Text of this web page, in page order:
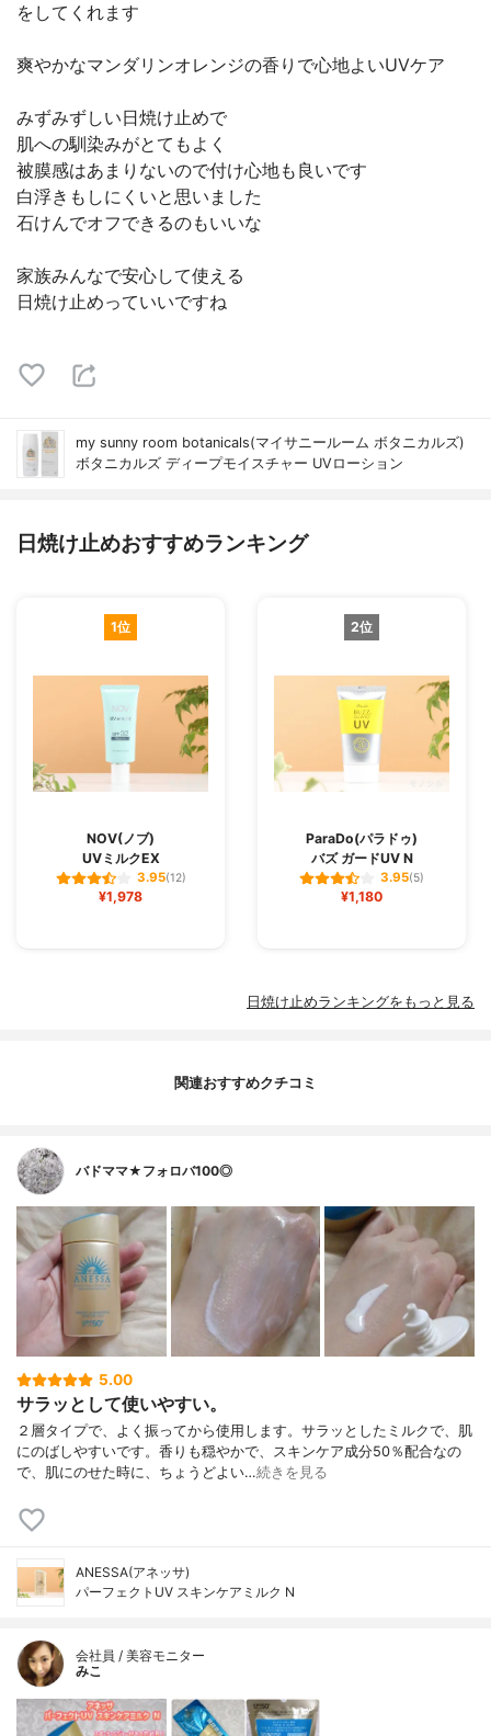
をしてくれます
爽やかなマンダリンオレンジの香りで心地よいUVケア
みずみずしい日焼け止めで
肌への馴染みがとてもよく
被膜感はあまりないので付け心地も良いです
白浮きもしにくいと思いました
石けんでオフできるのもいいな
家族みんなで安心して使える
日焼け止めっていいですね
my sunny room botanicals(マイサニールーム ボタニカルズ)
ボタニカルズ ディープモイスチャー UVローション
日焼け止めおすすめランキング
1位
NOV(ノブ)
UVミルクEX
3.95(12)
¥1,978
2位
ParaDo(パラドゥ)
バズ ガードUV N
3.95(5)
¥1,180
日焼け止めランキングをもっと見る
関連おすすめクチコミ
バドママ★フォロバ100◎
5.00
サラッとして使いやすい。
２層タイプで、よく振ってから使用します。サラッとしたミルクで、肌
にのばしやすいです。香りも穏やかで、スキンケア成分50％配合なの
で、肌にのせた時に、ちょうどよい…続きを見る
ANESSA(アネッサ)
パーフェクトUV スキンケアミルク N
会社員 / 美容モニター
みこ